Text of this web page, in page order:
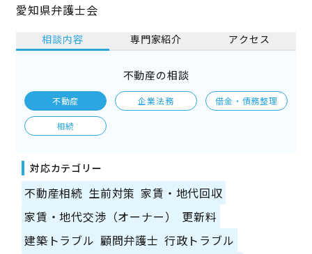
愛知県弁護士会
相談内容 専門家紹介 アクセス
不動産の相談
不動産 企業法務 借金・債務整理
相続
対応カテゴリー
不動産相続 生前対策 家賃・地代回収
家賃・地代交渉（オーナー）
更新料
建築トラブル 顧問弁護士 行政トラブル